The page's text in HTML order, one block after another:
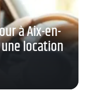
à Aix-en-
location